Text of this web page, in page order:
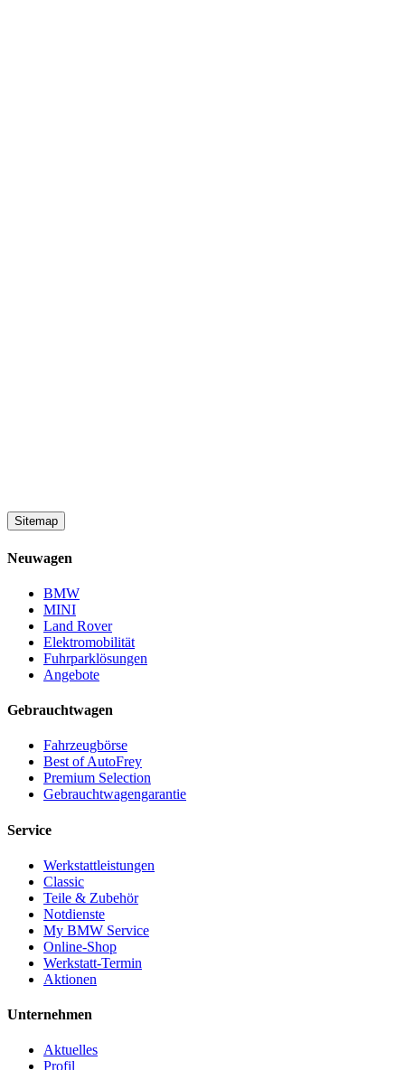
Sitemap
Neuwagen
BMW
MINI
Land Rover
Elektromobilität
Fuhrparklösungen
Angebote
Gebrauchtwagen
Fahrzeugbörse
Best of AutoFrey
Premium Selection
Gebrauchtwagengarantie
Service
Werkstattleistungen
Classic
Teile & Zubehör
Notdienste
My BMW Service
Online-Shop
Werkstatt-Termin
Aktionen
Unternehmen
Aktuelles
Profil